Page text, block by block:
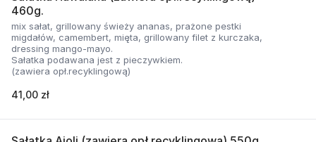
460g.
mix sałat, grillowany świeży ananas, prażone pestki
migdałów, camembert, mięta, grillowany filet z kurczaka,
dressing mango-mayo.
Sałatka podawana jest z pieczywkiem.
(zawiera opł.recyklingową)
41,00 zł